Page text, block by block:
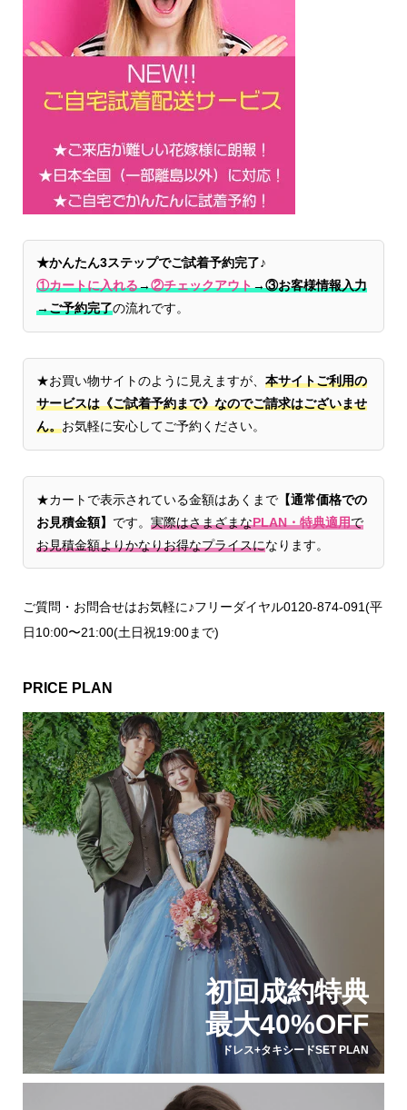
★かんたん3ステップでご試着予約完了♪
①カートに入れる→②チェックアウト→③お客様情報入力
→ご予約完了の流れです。
★お買い物サイトのように見えますが、 本サイトご利用の
サービスは《ご試着予約まで》なのでご請求はございませ
ん。お気軽に安心してご予約ください。
★カートで表示されている金額はあくまで【通常価格での
お見積金額】 です。 実際はさまざまなPLAN・特典適用で
お見積金額よりかなりお得なプライスになります。
ご質問・お問合せはお気軽に♪フリーダイヤル0120-874-091(平
日10:00〜21:00(土日祝19:00まで)
PRICE PLAN
初回成約特典
最大40%OFF
ドレス+タキシードSET PLAN